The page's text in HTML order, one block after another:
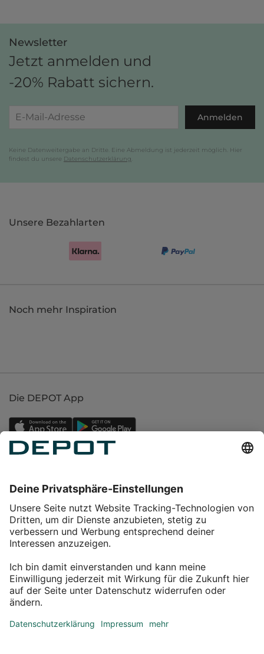
Newsletter
Jetzt anmelden und
-20% Rabatt sichern.
Anmelden
Keine Datenweitergabe an Dritte. Eine Abmeldung ist jederzeit möglich. Hier
findest du unsere Datenschutzerklärung
Unsere Bezahlarten
Noch mehr Inspiration
Die DEPOT App
Service
Über DEPOT
Kontakt